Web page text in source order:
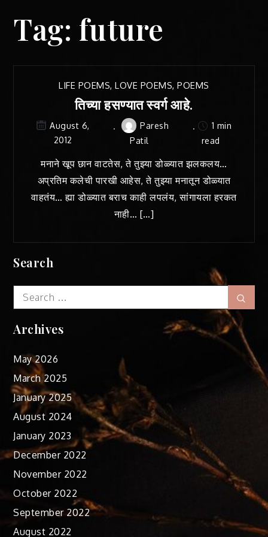
Tag: future
LIFE POEMS,LOVE POEMS,POEMS
तिच्या हसण्यात स्वर्ग आहे.
August 6,
2012
Paresh
Patil
1 min
read
मनाने खूप छान वाटतेस, ते तुझ्या डोळ्यात झलकलय…
अप्रतिम कलेची पारखी आहेस, ते तुझ्या मनातून डोळ्यात
वाहतंय… ह्या डोळ्यात बराच काही लपलंय, सांगायला हरकत
नाही… […]
Search
Search
for:
Archives
May 2026
March 2025
January 2025
August 2024
January 2023
December 2022
November 2022
October 2022
September 2022
August 2022